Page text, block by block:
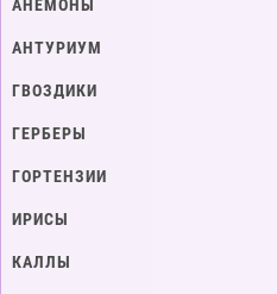
АНЕМОНЫ
АНТУРИУМ
ГВОЗДИКИ
ГЕРБЕРЫ
ГОРТЕНЗИИ
ИРИСЫ
КАЛЛЫ